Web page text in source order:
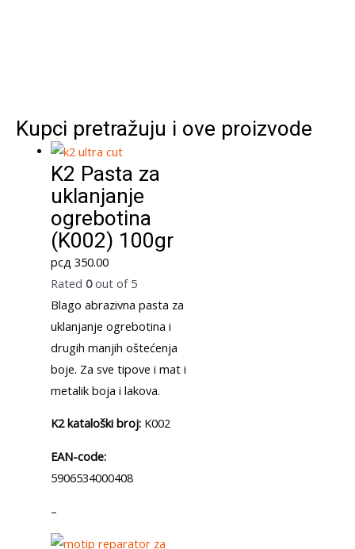
Kupci pretražuju i ove proizvode
K2 Pasta za
uklanjanje
ogrebotina
(K002) 100gr
рсд 350.00
Rated 0out of 5
Blago abrazivna pasta za
uklanjanje ogrebotina i
drugih manjih oštećenja
boje. Za sve tipove i mat i
metalik boja i lakova.
K2 kataloški broj:K002
EAN-code:
5906534000408
–